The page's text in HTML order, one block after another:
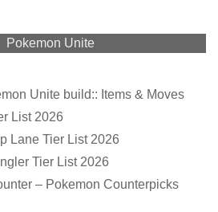
Pokemon Unite
Unite build:: Items & Moves
List 2026
Lane Tier List 2026
Tier List 2026
– Pokemon Counterpicks